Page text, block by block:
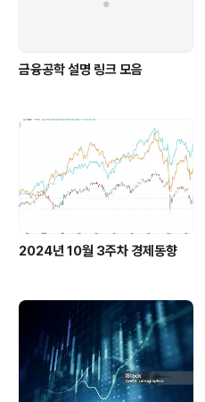
금융공학 설명 링크 모음
2024년 10월 3주차 경제동향